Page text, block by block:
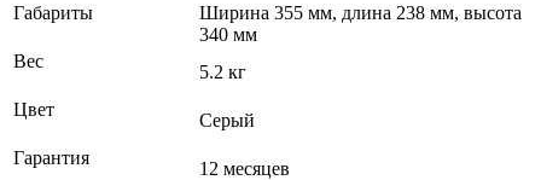
Габариты
Ширина 355 мм, длина 238 мм, высота
340 мм
Вес
5.2 кг
Цвет
Серый
Гарантия
12 месяцев